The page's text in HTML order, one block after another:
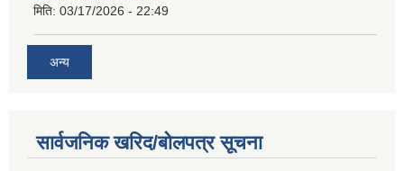
मिति: 03/17/2026 - 22:49
अन्य
सार्वजनिक खरिद/बोलपत्र सूचना